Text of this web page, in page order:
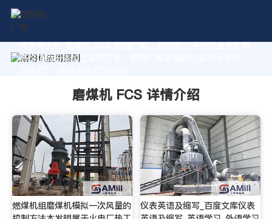
作为专业的 磨煤机 FCS 制造厂家，我们致力于为您量身定制
高价值的粉体加工系统方案。获取厂家直销报价及技术支持，
磨煤机 FCS 详情介绍
燃煤机组磨煤机模拟一次风量的
仪表英语及缩写_百度文库仪表